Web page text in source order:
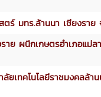
ร์ มทร.ล้านนา เชียงราย
าย ผนึกเกษตรอำเภอแม่ล
ยเทคโนโลยีราชมงคลล้า